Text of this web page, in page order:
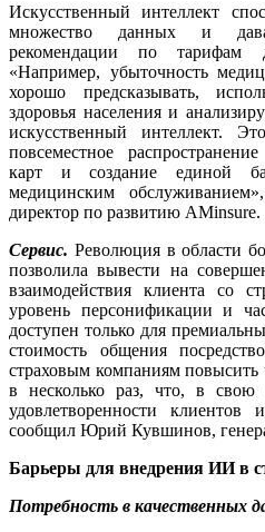
Искусственный интеллект
множество данных и
рекомендации по тарифам
«Например, убыточность
хорошо предсказывать,
здоровья населения и
искусственный интеллект.
повсеместное
карт и создание единой
медицинским
директор по развитию AMinsure.
Сервис. Революция в области
позволила вывести на
взаимодействия клиента со
уровень персонификации и
доступен только для
стоимость общения
страховым компаниям повысить
в несколько раз, что, в свою
удовлетворенности
сообщил Юрий Кувшинов,
Барьеры для внедрения ИИ в
Потребность в качественных